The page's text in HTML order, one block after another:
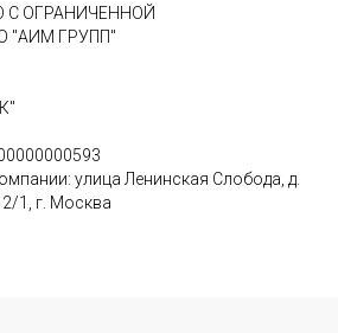
С ОГРАНИЧЕННОЙ
"АИМ ГРУПП"
улица Ленинская Слобода, д.
1, г. Москва